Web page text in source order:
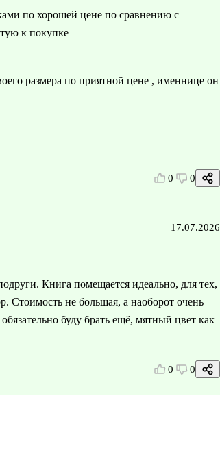
по хорошей цене по сравнению с
к покупке
размера по приятной цене , именнице он
0 0
17.07.2026
Книга помещается идеально, для тех,
Стоимость не большая, а наоборот очень
буду брать ещё, мятный цвет как
0 0